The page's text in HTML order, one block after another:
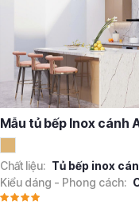
Mẫu tủ bếp Inox cánh
Chất liệu: Tủ bếp inox
Kiểu dáng - Phong cách: